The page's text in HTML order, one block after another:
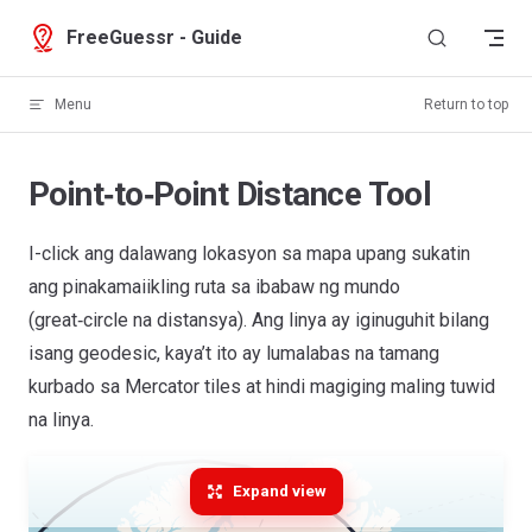
Skip to content
FreeGuessr - Guide
Menu Return to top
Point‑to‑Point Distance Tool
I-click ang dalawang lokasyon sa mapa upang sukatin
ang pinakamaiikling ruta sa ibabaw ng mundo
(great‑circle na distansya). Ang linya ay iginuguhit bilang
isang geodesic, kaya’t ito ay lumalabas na tamang
kurbado sa Mercator tiles at hindi magiging maling tuwid
na linya.
Expand view